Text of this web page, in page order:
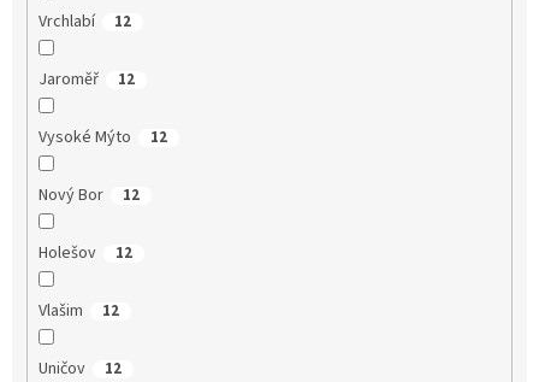
Vrchlabí 12
Jaroměř 12
Vysoké Mýto 12
Nový Bor 12
Holešov 12
Vlašim 12
Uničov 12